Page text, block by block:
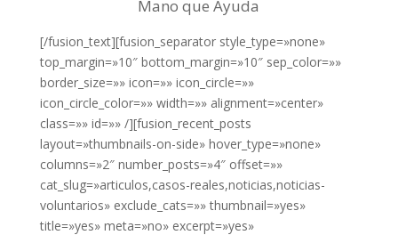
Mano que Ayuda
[/fusion_text][fusion_separator style_type=»none»
top_margin=»10″ bottom_margin=»10″ sep_color=»»
border_size=»» icon=»» icon_circle=»»
icon_circle_color=»» width=»» alignment=»center»
class=»» id=»» /][fusion_recent_posts
layout=»thumbnails-on-side» hover_type=»none»
columns=»2″ number_posts=»4″ offset=»»
cat_slug=»articulos,casos-reales,noticias,noticias-
voluntarios» exclude_cats=»» thumbnail=»yes»
title=»yes» meta=»no» excerpt=»yes»